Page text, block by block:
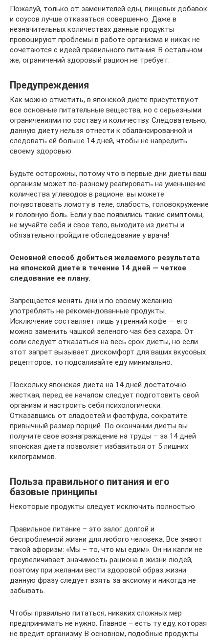
Пожалуй, только от заменителей еды, пищевых добавок
и соусов лучше отказаться совершенно. Даже в
незначительных количествах данные продукты
провоцируют проблемы в работе организма и никак не
сочетаются с идеей правильного питания. В остальном
же, ограничений здоровый рацион не требует.
Предупреждения
Как можно отметить, в японской диете присутствуют
все основные питательные вещества, но с серьезными
ограничениями по составу и количеству. Следовательно,
данную диету нельзя отнести к сбалансированной и
следовать ей больше 14 дней, чтобы не навредить
своему здоровью.
Будьте осторожны, потому что в первые дни диеты ваш
организм может по-разному реагировать на уменьшение
количества углеводов в рационе: вы можете
почувствовать ломоту в теле, слабость, головокружение
и головную боль. Если у вас появились такие симптомы,
не мучайте себя и свое тело, выходите из диеты и
обязательно пройдите обследование у врача!
Основной способ добиться желаемого результата
на японской диете в течение 14 дней — четкое
следование ее плану.
Запрещается менять дни и по своему желанию
употреблять не рекомендованные продукты.
Исключение составляет лишь утренний кофе — его
можно заменить чашкой зеленого чая без сахара. От
соли следует отказаться на весь срок диеты, но если
этот запрет вызывает дискомфорт для ваших вкусовых
рецепторов, то подсаливайте еду минимально.
Поскольку японская диета на 14 дней достаточно
жесткая, перед ее началом следует подготовить свой
организм и настроить себя психологически.
Отказавшись от сладостей и фастфуда, сократите
привычный размер порций. По окончании диеты вы
получите свое вознаграждение на труды – за 14 дней
японская диета позволяет избавиться от 5 лишних
килограммов.
Польза правильного питания и его
базовые принципы
Некоторые продукты следует исключить полностью
Правильное питание – это залог долгой и
беспроблемной жизни для любого человека. Все знают
такой афоризм: «Мы – то, что мы едим». Он ни капли не
преувеличивает значимость рациона в жизни людей,
поэтому при желании вести здоровой образ жизни
данную фразу следует взять за аксиому и никогда не
забывать.
Чтобы правильно питаться, никаких сложных мер
предпринимать не нужно. Главное – есть ту еду, которая
не вредит организму. В основном, подобные продукты